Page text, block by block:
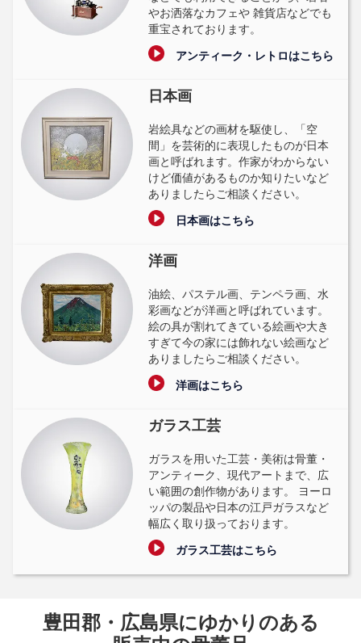
やお洒落なカフェや 雑貨店などでも
重宝されております。
アンティーク・レトロはこちら
日本画
岩絵具などの画材を駆使し、「空
間」を芸術的に表現したものが日本
画と呼ばれます。作家がわからない
けど価値があるものか知りたいなど
ありましたらご相談ください。
日本画はこちら
洋画
油絵、パステル画、テンペラ画、水
彩画などが洋画と呼ばれています。
絵の具が割れてきている絵画や大き
すぎて今の家には飾れない絵画など
ありましたらご相談ください。
洋画はこちら
ガラス工芸
ガラスを用いた工芸・美術は骨董・
アンティーク、現代アートまで、広
い範囲の創作物があります。 ヨーロ
ッパの製品や日本の江戸ガラスなど
幅広く取り扱っております。
ガラス工芸はこちら
豊田郡・広島県にゆかりのある